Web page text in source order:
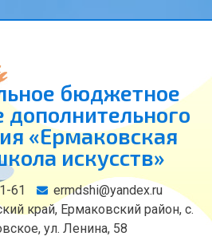
бюджетное
«Ермаковская
искусств»
61
ermdshi@yandex.ru
край, Ермаковский район, с.
ул. Ленина, 58